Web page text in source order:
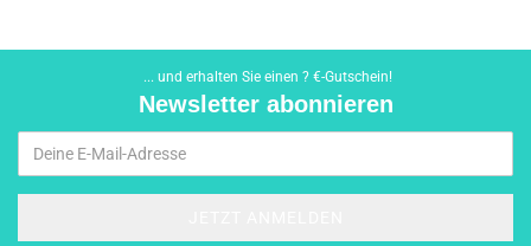
... und erhalten Sie einen ? €-Gutschein!
Newsletter abonnieren